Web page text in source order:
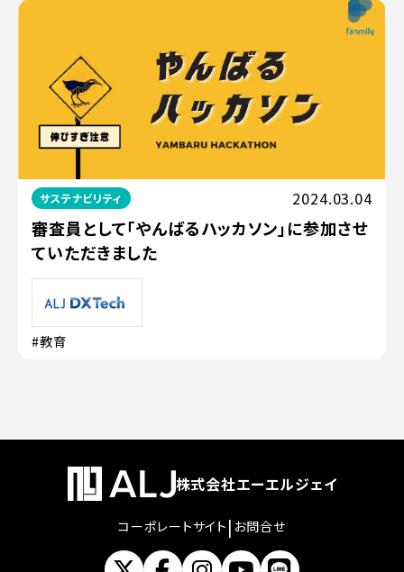
サステナビリティ 2024.03.04
審査員として「やんばるハッカソン」に参加させ
ていただきました
#教育
株式会社エーエルジェイ
コーポレートサイト | お問合せ